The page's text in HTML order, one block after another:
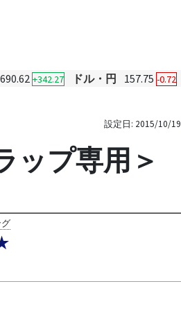
+342.27 ドル・円 157.75 -0.72
設定日: 2015/10/19
ップ専用＞